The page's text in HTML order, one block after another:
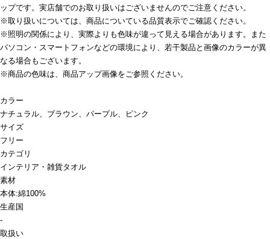
ップです。実店舗でのお取り扱いはございませんのでご注意ください。
※取り扱いについては、商品についている品質表示でご確認ください。
※照明の関係により、実際よりも色味が違って見える場合があります。また
パソコン・スマートフォンなどの環境により、若干製品と画像のカラーが異
なる場合もございます。
※商品の色味は、商品アップ画像をご参照ください。
カラー
ナチュラル、ブラウン、パープル、ピンク
サイズ
フリー
カテゴリ
インテリア・雑貨タオル
素材
本体:綿100%
生産国
-
取扱い